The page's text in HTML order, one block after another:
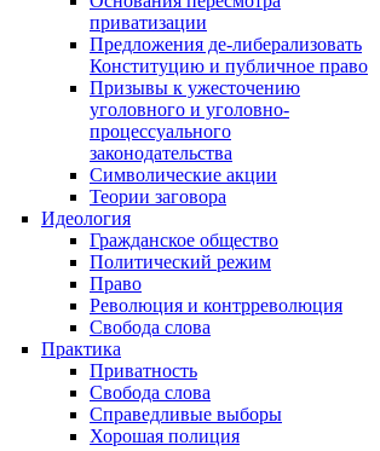
приватизации
Предложения де-либерализовать
Конституцию и публичное право
Призывы к ужесточению
уголовного и уголовно-
процессуального
законодательства
Символические акции
Теории заговора
Идеология
Гражданское общество
Политический режим
Право
Революция и контрреволюция
Свобода слова
Практика
Приватность
Свобода слова
Справедливые выборы
Хорошая полиция